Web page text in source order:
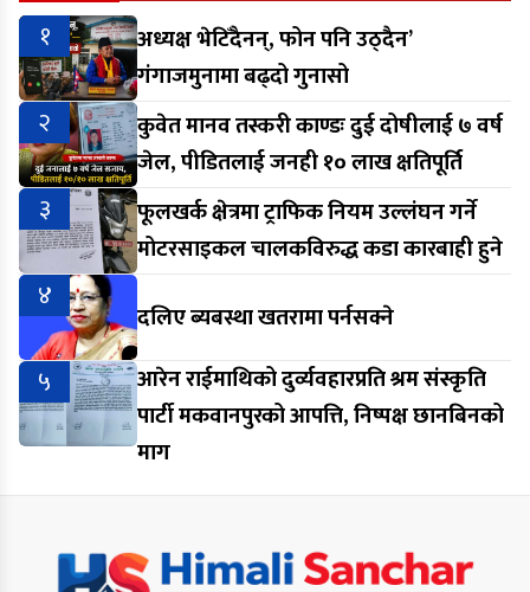
१
अध्यक्ष भेटिँदैनन्, फोन पनि उठ्दैन’
गंगाजमुनामा बढ्दो गुनासो
२
कुवेत मानव तस्करी काण्डः दुई दोषीलाई ७ वर्ष
जेल, पीडितलाई जनही १० लाख क्षतिपूर्ति
३
फूलखर्क क्षेत्रमा ट्राफिक नियम उल्लंघन गर्ने
मोटरसाइकल चालकविरुद्ध कडा कारबाही हुने
४
दलिए ब्यबस्था खतरामा पर्नसक्ने
५
आरेन राईमाथिको दुर्व्यवहारप्रति श्रम संस्कृति
पार्टी मकवानपुरको आपत्ति, निष्पक्ष छानबिनको
माग